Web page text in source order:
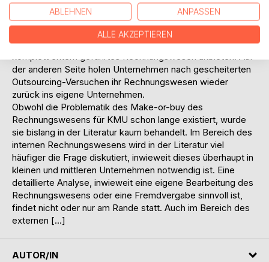
Rechnungswesen grundsätzlich selbst geführt. In den
letzten Jahren sind jedoch auch diese dazu übergegangen,
das Rechnungswesen an externe Firmen abzugeben.
Zudem drängen Unternehmen auf den Markt, die ein
komplett extern geführtes Rechnungswesen anbieten. Auf
der anderen Seite holen Unternehmen nach gescheiterten
Outsourcing-Versuchen ihr Rechnungswesen wieder
zurück ins eigene Unternehmen.
Obwohl die Problematik des Make-or-buy des
Rechnungswesens für KMU schon lange existiert, wurde
sie bislang in der Literatur kaum behandelt. Im Bereich des
internen Rechnungswesens wird in der Literatur viel
häufiger die Frage diskutiert, inwieweit dieses überhaupt in
kleinen und mittleren Unternehmen notwendig ist. Eine
detaillierte Analyse, inwieweit eine eigene Bearbeitung des
Rechnungswesens oder eine Fremdvergabe sinnvoll ist,
findet nicht oder nur am Rande statt. Auch im Bereich des
externen […]
AUTOR/IN
ABLEHNEN ANPASSEN
ALLE AKZEPTIEREN